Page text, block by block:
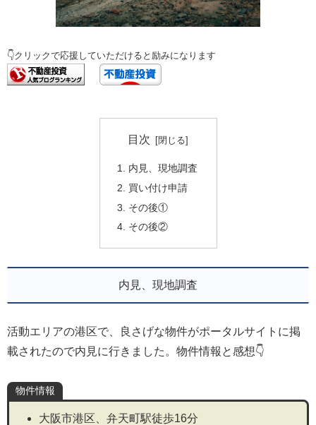
👇クリックで応援していただけると励みになります
目次
内見、現地調査
買い付け申請
その後①
その後②
内見、現地調査
活動エリアの港区で、良さげな物件がポータルサイトに掲
載されたので内見に行きました。物件情報と感想👇
物件情報
大阪市港区、弁天町駅徒歩16分